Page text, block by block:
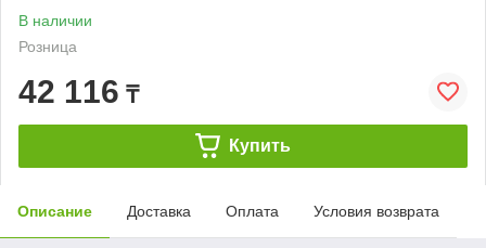
В наличии
Розница
42 116 ₸
Купить
Описание Доставка Оплата Условия возврата